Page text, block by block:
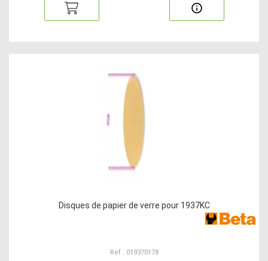
Disques de papier de verre pour 1937KC
Ref : 019370178